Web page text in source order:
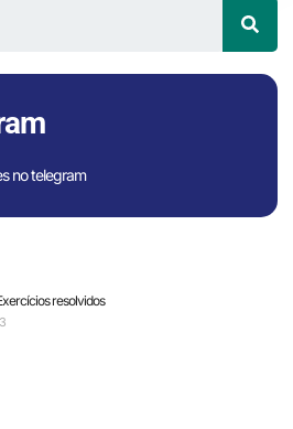
no telegram
resolvidos